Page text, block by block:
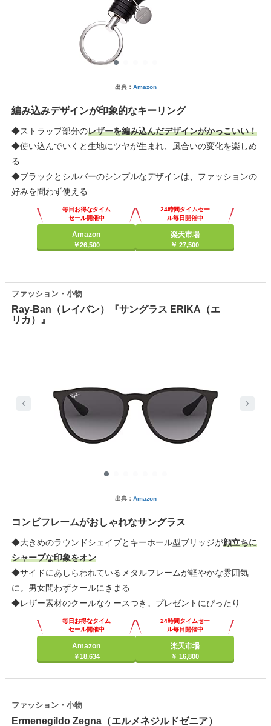
出典： Amazon
編み込みデザインが印象的なキーリング
◆ストラップ部分のレザーを編み込んだデザインがかっこいい！
◆使い込んでいくと生地にツヤが生まれ、風合いの変化を楽しめ
る
◆ブラックとシルバーのシンプルなデザインは、ファッションの
好みを問わず使える
毎日お得なタイム
セール開催中
Amazon
￥26,500
24時間タイムセー
ル毎日開催中
楽天市場
￥ 27,500
Ray-Ban（レイバン）『サングラス ERIKA（エ
リカ）』
ファッション・小物
出典： Amazon
コンビフレームがおしゃれなサングラス
◆大きめのラウンドシェイプとキーホール型ブリッジが顔立ちに
シャープな印象をオン
◆サイドにあしらわれているメタルフレームが軽やかな雰囲気
に。男女問わずクールにきまる
◆レザー素材のクールなケースつき。プレゼントにぴったり
毎日お得なタイム
セール開催中
Amazon
￥18,634
24時間タイムセー
ル毎日開催中
楽天市場
￥ 16,800
Ermenegildo Zegna（エルメネジルドゼニア）
ファッション・小物